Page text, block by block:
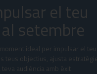
el teu
setembre
ideal per impulsar el teu
teus objectius, ajusta
audiència amb èxit